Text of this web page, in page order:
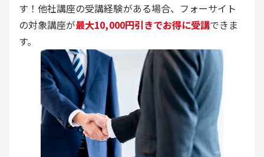
す！他社講座の受講経験がある場合、フォーサイト
の対象講座が最大10,000円引きでお得に受講できま
す。